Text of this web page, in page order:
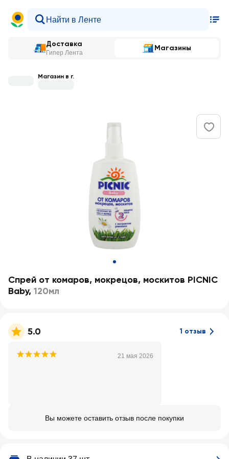
Доставка
Гипер Лента
Магазины
Магазин в г.
Спрей от комаров, мокрецов, москитов PICNIC
Baby, 120мл
5.0 1 отзыв
21 мая 2026
Вы можете оставить отзыв после покупки